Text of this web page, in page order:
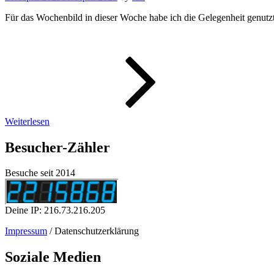
Für das Wochenbild in dieser Woche habe ich die Gelegenheit
Weiterlesen
Besucher-Zähler
Besuche seit 2014
Deine IP: 216.73.216.205
Impressum / Datenschutzerklärung
Soziale Medien